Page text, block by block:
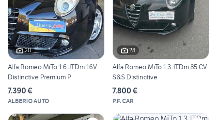
20
Alfa Romeo MiTo 1.6 JTDm 16V
Distinctive Premium P
7.390 €
ALBERIO AUTO
28
Alfa Romeo MiTo 1.3 JTDm 85 CV
S&S Distinctive
7.800 €
P.F. CAR